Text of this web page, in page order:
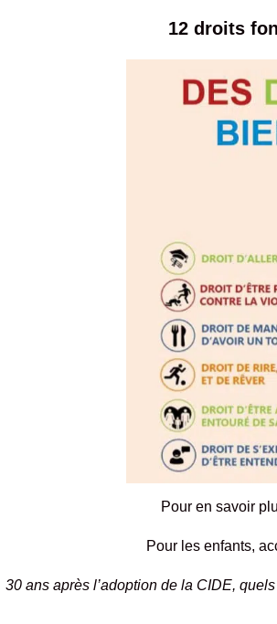
12 droits
Pour en savoir
Pour les enfants,
30 ans après l’adoption de la CIDE,